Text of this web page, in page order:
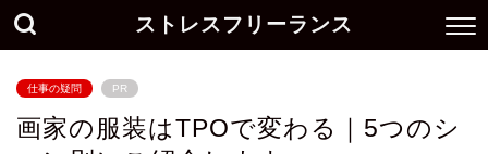
ストレスフリーランス
仕事の疑問 PR
画家の服装はTPOで変わる｜5つのシ